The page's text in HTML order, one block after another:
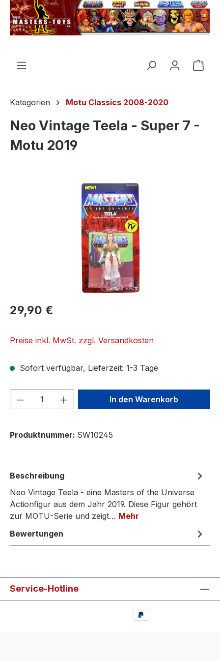
springen
Kategorien Motu Classics 2008-2020
Neo Vintage Teela - Super 7 -
Motu 2019
Bildergalerie überspringen
29,90 €
Preise inkl. MwSt. zzgl. Versandkosten
Sofort verfügbar, Lieferzeit: 1-3 Tage
Produkt Anzahl: Gib denIn den Warenkorb
Produktnummer: SW10245
Beschreibung
Neo Vintage Teela - eine Masters of the Universe
Actionfigur aus dem Jahr 2019. Diese Figur gehört
zur MOTU-Serie und zeigt… Mehr
Bewertungen
Service-Hotline